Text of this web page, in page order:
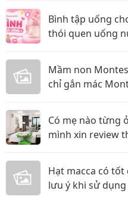
Bình tập uống
thói quen uống
Mầm non
chỉ gắn mác
Có mẹ nào từng
mình xin review
Hạt macca có tốt
lưu ý khi sử dụng